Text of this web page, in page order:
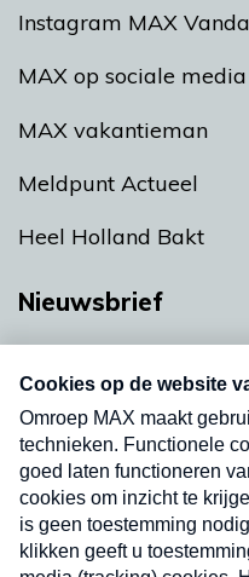
Instagram MAX
MAX op sociale media
MAX vakantieman
Meldpunt Actueel
Heel Holland Bakt
Nieuwsbrief
nieuwsbrief. Elke
uw mailbox.